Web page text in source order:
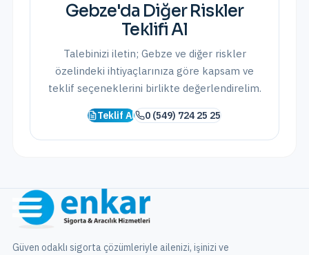
Gebze'da Diğer Riskler
Teklifi Al
Talebinizi iletin; Gebze ve diğer riskler
özelindeki ihtiyaçlarınıza göre kapsam ve
teklif seçeneklerini birlikte değerlendirelim.
Teklif Al 0 (549) 724 25 25
Güven odaklı sigorta çözümleriyle ailenizi, işinizi ve